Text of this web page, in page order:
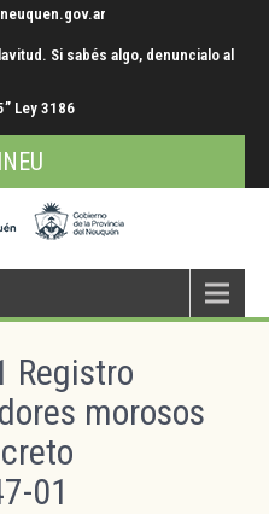
Si sabés algo, denuncialo al
Ley 3186
Registro
morosos
01